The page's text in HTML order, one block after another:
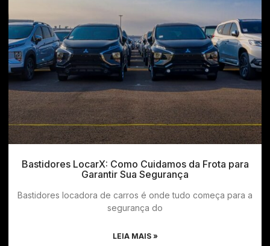
Bastidores LocarX: Como Cuidamos da Frota para
Garantir Sua Segurança
Bastidores locadora de carros é onde tudo começa para a
segurança do
LEIA MAIS »